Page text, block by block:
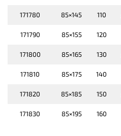
171780 85×145 110
171790 85×155 120
171800 85×165 130
171810 85×175 140
171820 85×185 150
171830 85×195 160